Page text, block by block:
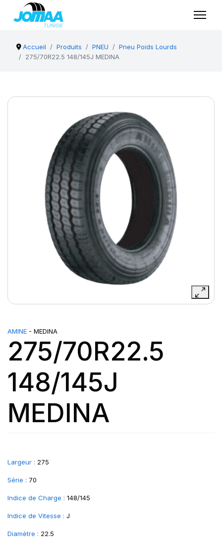
Accueil Produits PNEU
Pneu Poids Lourds
275/70R22.5 148/145J MEDINA
AMINE - MEDINA
275/70R22.5
148/145J
MEDINA
Largeur : 275
Série : 70
Indice de Charge : 148/145
Indice de Vitesse : J
Diamètre : 22.5